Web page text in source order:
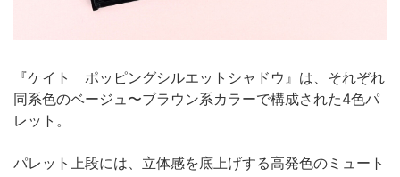
『ケイト ポッピングシルエットシャドウ』は、それぞれ
同系色のベージュ〜ブラウン系カラーで構成された4色パ
レット。
パレット上段には、立体感を底上げする高発色のミュート